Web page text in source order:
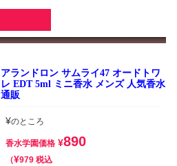
アランドロン サムライ47 オードトワ
レ EDT 5ml ミニ香水 メンズ 人気香水
通販
¥のところ
香水学園価格 ¥890
¥979 税込